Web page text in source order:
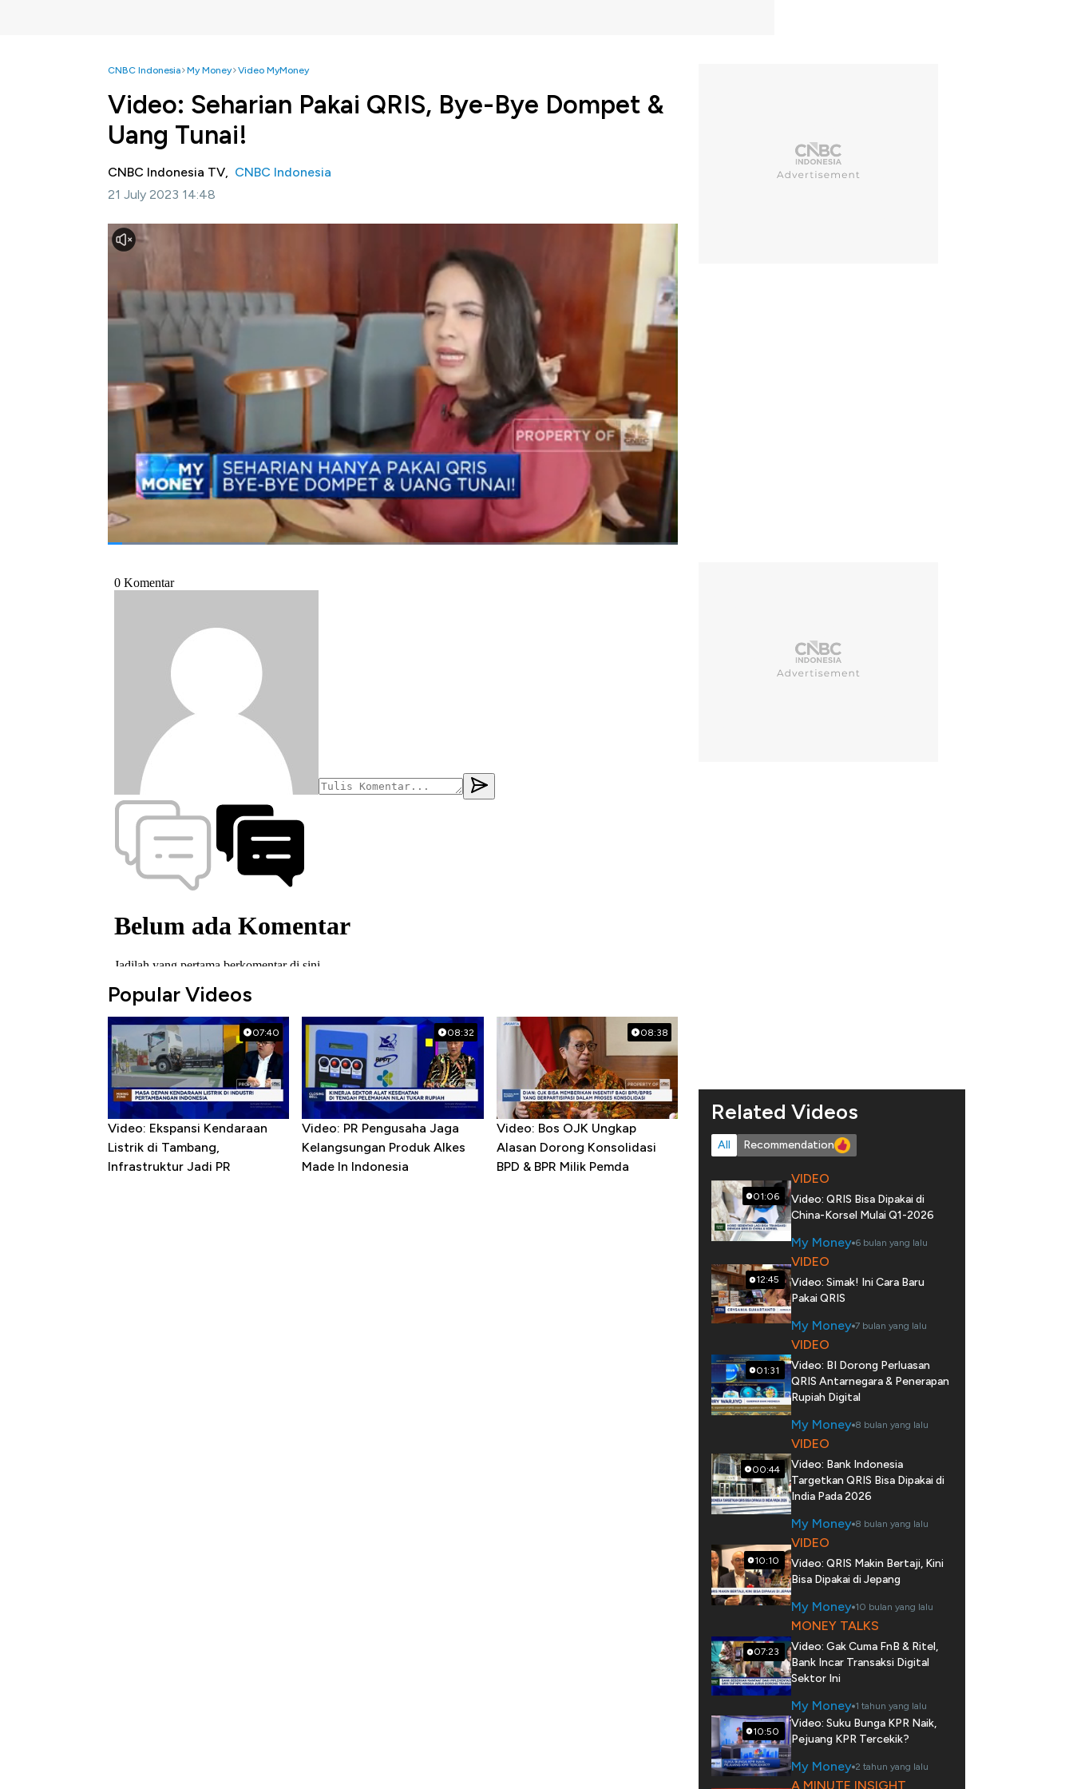
CNBC Indonesia My Money Video MyMoney
Video: Seharian Pakai QRIS, Bye-Bye Dompet &
Uang Tunai!
CNBC Indonesia TV, CNBC Indonesia
21 July 2023 14:48
Jakarta, CNBC Indonesia-
Bank Indonesia bersama dengan penyelenggara infrastruktur sistem
pembayaran dan penyedia jasa pembayaran, berkomitmen untuk mewujudkan transaksi pembayaran
yang CEMUMUAH atau cepat, murah, mudah, aman, dan andal kepada seluruh lapisan masyarakat.
Salah satu wujud dari semangat CEMUMUAH ini adalah pengembangan dari Quick Response Code
Indonesian Standard (QRIS).
Bagaimana kemudahan yang bisa diperoleh melalui penggunaan QRIS? Simak liputan Jurnalis CNBC
Indonesia, Shania Alatas dan Juru Kamera Ritzy,
selengkapnya dalam program Power Lunch CNBC
Indonesia (Jumat, 21/07/2023) berikut ini.
Bagikan:
#cemumuah #bank indonesia #qris
Popular Videos
07:40
Video: Ekspansi Kendaraan
Listrik di Tambang,
Infrastruktur Jadi PR
08:32
Video: PR Pengusaha Jaga
Kelangsungan Produk Alkes
Made In Indonesia
08:38
Video: Bos OJK Ungkap
Alasan Dorong Konsolidasi
BPD & BPR Milik Pemda
Related Videos
All Recommendation
01:06
VIDEO
Video: QRIS Bisa Dipakai di
China-Korsel Mulai Q1-2026
My Money 6 bulan yang lalu
12:45
VIDEO
Video: Simak! Ini Cara Baru
Pakai QRIS
My Money 7 bulan yang lalu
01:31
VIDEO
Video: BI Dorong Perluasan
QRIS Antarnegara & Penerapan
Rupiah Digital
My Money 8 bulan yang lalu
00:44
VIDEO
Video: Bank Indonesia
Targetkan QRIS Bisa Dipakai di
India Pada 2026
My Money 8 bulan yang lalu
10:10
VIDEO
Video: QRIS Makin Bertaji, Kini
Bisa Dipakai di Jepang
My Money 10 bulan yang lalu
07:23
MONEY TALKS
Video: Gak Cuma FnB & Ritel,
Bank Incar Transaksi Digital
Sektor Ini
My Money 1 tahun yang lalu
10:50
Video: Suku Bunga KPR Naik,
Pejuang KPR Tercekik?
My Money 2 tahun yang lalu
A MINUTE INSIGHT